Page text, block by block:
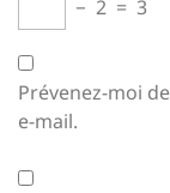
− 2 = 3
Prévenez-moi
e-mail.